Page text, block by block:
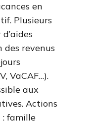
en
Plusieurs
des revenus
VaCAF…).
aux
Actions
famille